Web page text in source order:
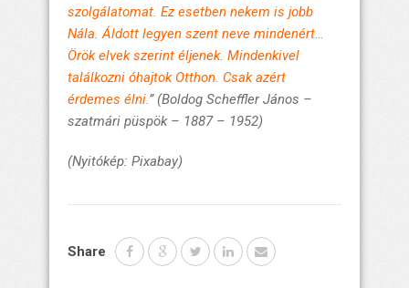
szolgálatomat. Ez esetben nekem is jobb
Nála. Áldott legyen szent neve mindenért…
Örök elvek szerint éljenek. Mindenkivel
találkozni óhajtok Otthon. Csak azért
érdemes élni.” (Boldog Scheffler János –
szatmári püspök – 1887 – 1952)
(Nyitókép: Pixabay)
Share